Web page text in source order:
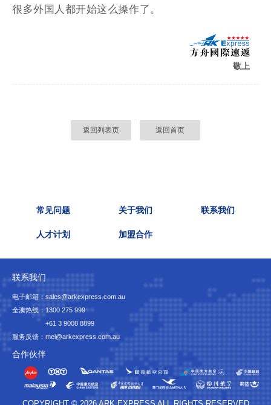
很多外国人都开始这么操作了。
敬上
返回列表页 返回首页
常见问题 关于我们 联系我们
人才计划 加盟合作
联系我们
电子邮箱：sales@arkexpress.com.au
全澳热线： 1300 275 999
+61 3 9008 8899
服务反馈：mel@arkexpress.com.au
合作伙伴